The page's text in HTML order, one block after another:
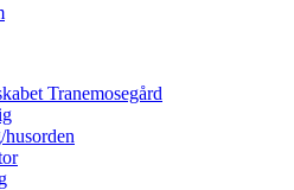
Tranemosegård